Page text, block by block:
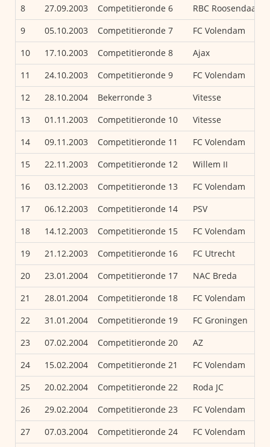
8
27.09.2003 Competitieronde 6 RBC Roosendaal
9
05.10.2003 Competitieronde 7 FC Volendam
10
17.10.2003 Competitieronde 8 Ajax
11
24.10.2003 Competitieronde 9 FC Volendam
12
28.10.2004 Bekerronde 3 Vitesse
13
01.11.2003 Competitieronde 10 Vitesse
14
09.11.2003 Competitieronde 11 FC Volendam
15
22.11.2003 Competitieronde 12 Willem II
16
03.12.2003 Competitieronde 13 FC Volendam
17
06.12.2003 Competitieronde 14 PSV
18
14.12.2003 Competitieronde 15 FC Volendam
19
21.12.2003 Competitieronde 16 FC Utrecht
20
23.01.2004 Competitieronde 17 NAC Breda
21
28.01.2004 Competitieronde 18 FC Volendam
22
31.01.2004 Competitieronde 19 FC Groningen
23
07.02.2004 Competitieronde 20 AZ
24
15.02.2004 Competitieronde 21 FC Volendam
25
20.02.2004 Competitieronde 22 Roda JC
26
29.02.2004 Competitieronde 23 FC Volendam
27
07.03.2004 Competitieronde 24 FC Volendam